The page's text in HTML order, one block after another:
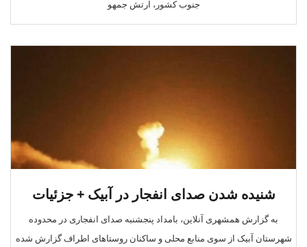
جنوب کشور، ارتش جمهو
شنیده شدن صدای انفجار در آبیک + جزئیات
به گزارش همشهری آنلاین، بامداد پنجشنبه صدای انفجاری در محدوده
شهرستان آبیک از سوی منابع محلی و ساکنان روستاهای اطراف گزارش شده